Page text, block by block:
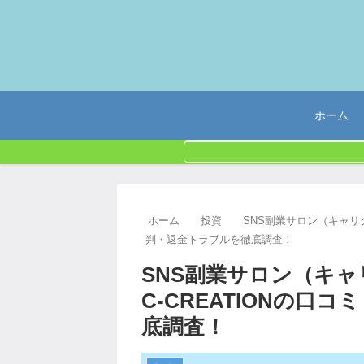
ホーム
ホーム 投資
SNS副業サロン（キャ
判・返金トラブルを徹底調査！
SNS副業サロン（キ
C-CREATIONの口コ
底調査！